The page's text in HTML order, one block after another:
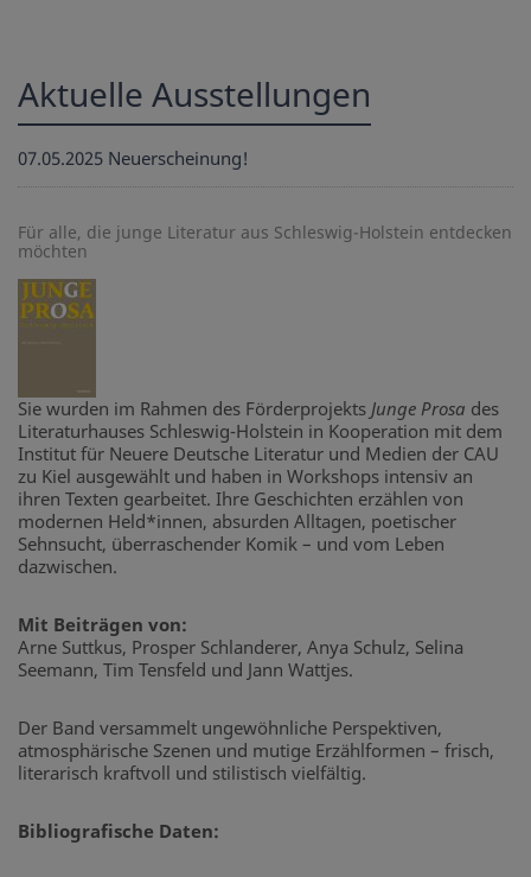
Aktuelle Ausstellungen
07.05.2025 Neuerscheinung!
Für alle, die junge Literatur aus Schleswig-Holstein entdecken
möchten
Sie wurden im Rahmen des Förderprojekts Junge Prosa des
Literaturhauses Schleswig-Holstein in Kooperation mit dem
Institut für Neuere Deutsche Literatur und Medien der CAU
zu Kiel ausgewählt und haben in Workshops intensiv an
ihren Texten gearbeitet. Ihre Geschichten erzählen von
modernen Held*innen, absurden Alltagen, poetischer
Sehnsucht, überraschender Komik – und vom Leben
dazwischen.
Mit Beiträgen von:
Arne Suttkus, Prosper Schlanderer, Anya Schulz, Selina
Seemann, Tim Tensfeld und Jann Wattjes.
Der Band versammelt ungewöhnliche Perspektiven,
atmosphärische Szenen und mutige Erzählformen – frisch,
literarisch kraftvoll und stilistisch vielfältig.
Bibliografische Daten: